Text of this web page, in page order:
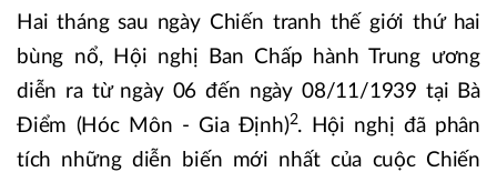
Hai tháng sau ngày Chiến tranh thế giới thứ hai
bùng nổ, Hội nghị Ban Chấp hành Trung ương
diễn ra từ ngày 06 đến ngày 08/11/1939 tại Bà
Điểm (Hóc Môn - Gia Định)2. Hội nghị đã phân
tích những diễn biến mới nhất của cuộc Chiến